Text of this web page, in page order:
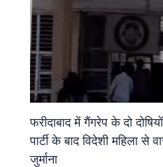
फरीदाबाद में गैंगरेप के दो
पार्टी के बाद विदेशी महिला से
जुर्माना